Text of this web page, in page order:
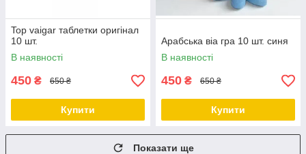
Top vaigar таблетки оригінал
10 шт.
В наявності
450 ₴ 650 ₴
Купити
Арабська віа гра 10 шт. синя
В наявності
450 ₴ 650 ₴
Купити
Показати ще